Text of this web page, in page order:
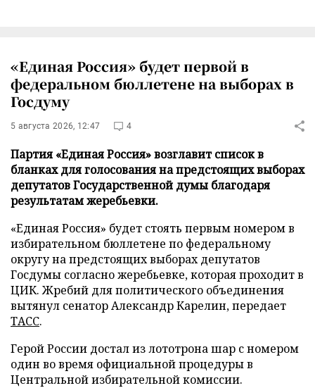
«Единая Россия» будет первой в
федеральном бюллетене на выборах в
Госдуму
5 августа 2026, 12:47 4
Партия «Единая Россия» возглавит список в
бланках для голосования на предстоящих выборах
депутатов Государственной думы благодаря
результатам жеребьевки.
«Единая Россия» будет стоять первым номером в
избирательном бюллетене по федеральному
округу на предстоящих выборах депутатов
Госдумы согласно жеребьевке, которая проходит в
ЦИК. Жребий для политического объединения
вытянул сенатор Александр Карелин, передает
ТАСС.
Герой России достал из лототрона шар с номером
один во время официальной процедуры в
Центральной избирательной комиссии.